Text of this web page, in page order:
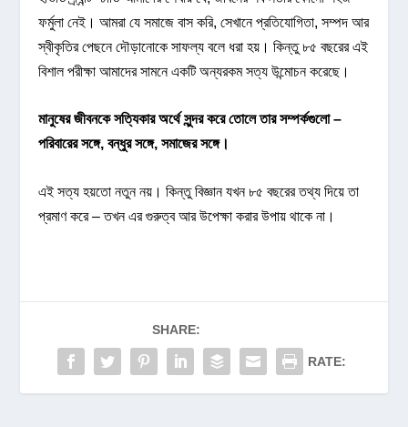
ফর্মুলা নেই। আমরা যে সমাজে বাস করি, সেখানে প্রতিযোগিতা, সম্পদ আর
স্বীকৃতির পেছনে দৌড়ানোকে সাফল্য বলে ধরা হয়। কিন্তু ৮৫ বছরের এই
বিশাল পরীক্ষা আমাদের সামনে একটি অন্যরকম সত্য উন্মোচন করেছে।
মানুষের জীবনকে সত্যিকার অর্থে সুন্দর করে তোলে তার সম্পর্কগুলো –
পরিবারের সঙ্গে, বন্ধুর সঙ্গে, সমাজের সঙ্গে।
এই সত্য হয়তো নতুন নয়। কিন্তু বিজ্ঞান যখন ৮৫ বছরের তথ্য দিয়ে তা
প্রমাণ করে – তখন এর গুরুত্ব আর উপেক্ষা করার উপায় থাকে না।
SHARE:
RATE: